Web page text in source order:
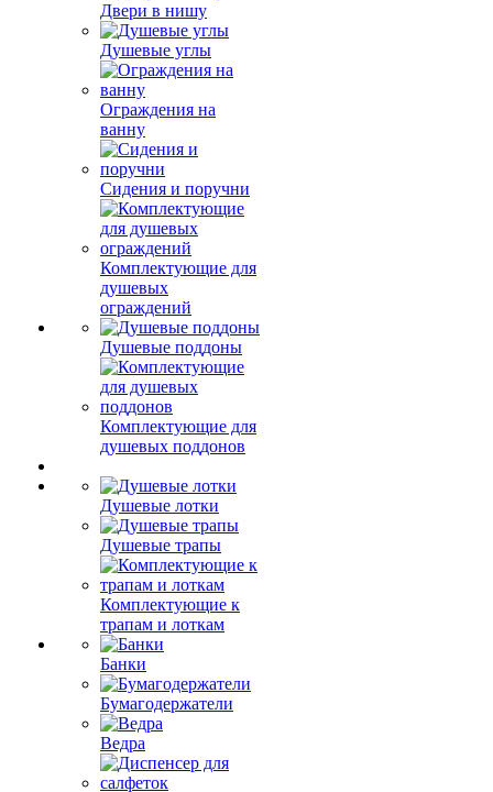
Двери в нишу
Душевые углы
Ограждения на
ванну
Сидения и поручни
Комплектующие для
душевых
ограждений
Душевые поддоны
Комплектующие для
душевых поддонов
Душевые лотки
Душевые трапы
Комплектующие к
трапам и лоткам
Банки
Бумагодержатели
Ведра